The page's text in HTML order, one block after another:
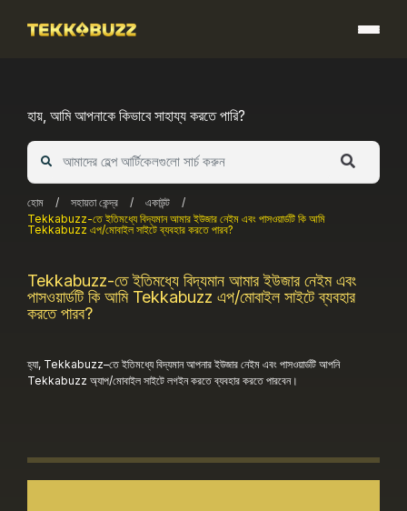
হায়, আমি আপনাকে কিভাবে সাহায্য করতে পারি?
হোম / সহায়তা কেন্দ্র / একাউন্ট
/
Tekkabuzz-তে ইতিমধ্যে বিদ্যমান আমার ইউজার নেইম এবং পাসওয়ার্ডটি কি আমি
Tekkabuzz এপ/মোবাইল সাইটে ব্যবহার করতে পারব?
Tekkabuzz-তে ইতিমধ্যে বিদ্যমান আমার ইউজার নেইম এবং
পাসওয়ার্ডটি কি আমি Tekkabuzz এপ/মোবাইল সাইটে ব্যবহার
করতে পারব?
হ্যা, Tekkabuzz–তে ইতিমধ্যে বিদ্যমান আপনার ইউজার নেইম এবং পাসওয়ার্ডটি আপনি
Tekkabuzz অ্যাপ/মোবাইল সাইটে লগইন করতে ব্যবহার করতে পারবেন।